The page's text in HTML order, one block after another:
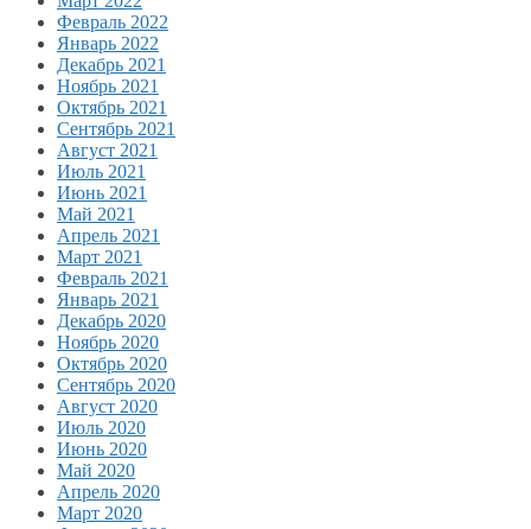
Февраль 2022
Январь 2022
Декабрь 2021
Ноябрь 2021
Октябрь 2021
Сентябрь 2021
Август 2021
Июль 2021
Июнь 2021
Май 2021
Апрель 2021
Март 2021
Февраль 2021
Январь 2021
Декабрь 2020
Ноябрь 2020
Октябрь 2020
Сентябрь 2020
Август 2020
Июль 2020
Июнь 2020
Май 2020
Апрель 2020
Март 2020